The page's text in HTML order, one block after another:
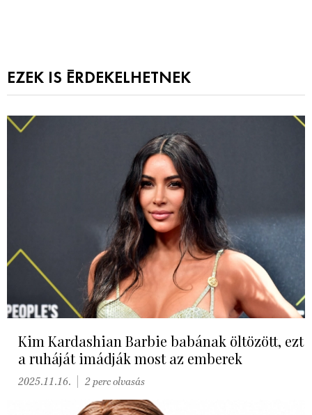
EZEK IS ÉRDEKELHETNEK
Kim Kardashian Barbie babának öltözött, ezt
a ruháját imádják most az emberek
2025.11.16. 2 perc olvasás